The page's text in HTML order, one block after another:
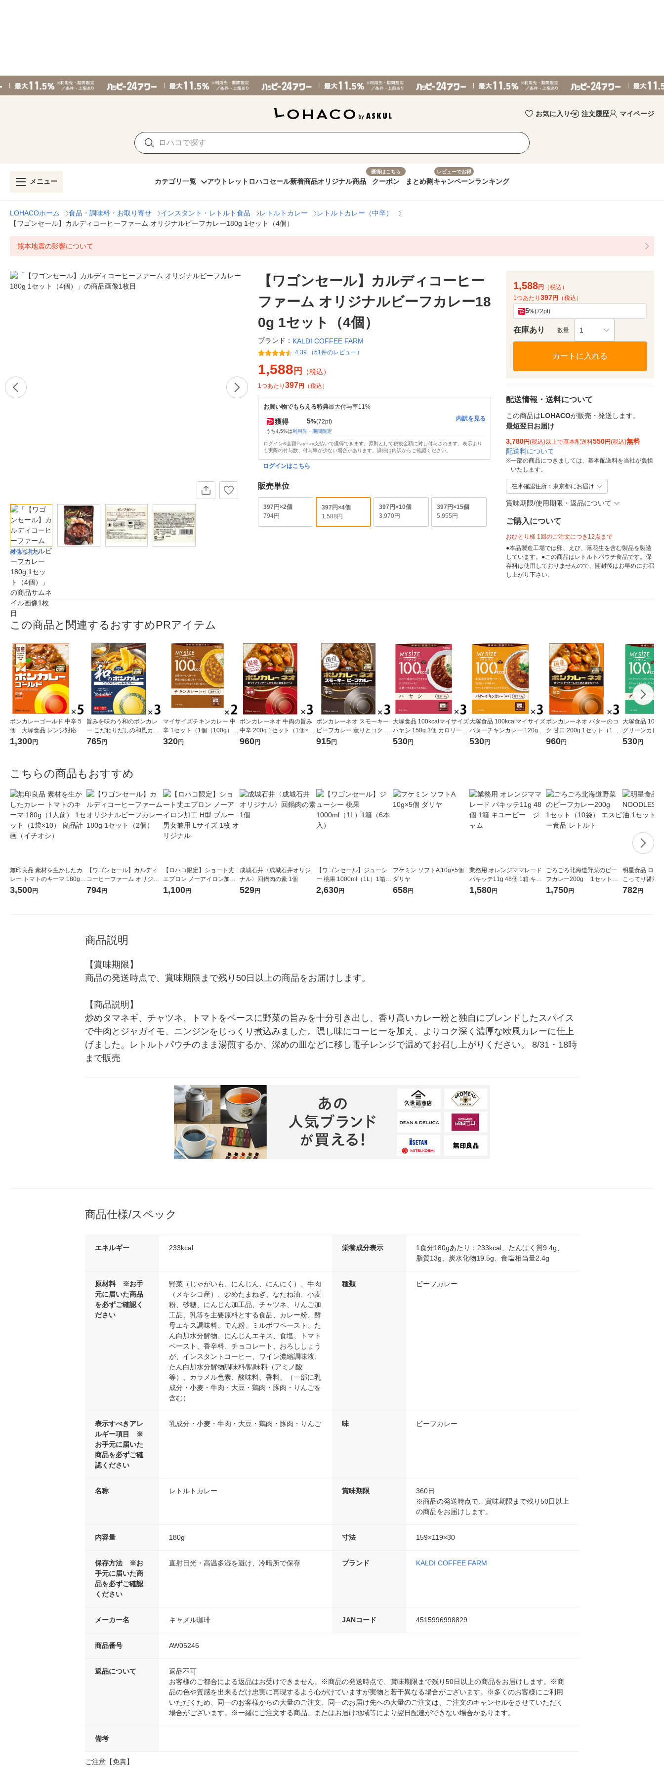
お気に入り 注文履歴 マイページ
メニュー カテゴリ一覧 アウトレット ロハコセール新着商品オリジナル商品
獲得はこちら
クーポン まとめ割
レビューでお得
キャンペーンランキング
LOHACOホーム 食品・調味料・お取り寄せ インスタント・レトルト食品 レトルトカレー
レトルトカレー（中辛）
【ワゴンセール】カルディコーヒーファーム オリジナルビーフカレー180g 1セット（4個）
熊本地震の影響について
画像を見る
【ワゴンセール】カルディコーヒー
ファーム オリジナルビーフカレー18
0g 1セット（4個）
ブランド： KALDI COFFEE FARM
4.39 （51件のレビュー）
1,588 円 （税込）
1つあたり 397円 （税込）
お買い物でもらえる特典最大付与率11%
獲得 5%(72pt)
うち4.5%は利用先・期間限定
内訳を見る
ログイン&全額PayPay支払いで獲得できます。原則として税抜金額に対し付与されます。表示より
も実際の付与数、付与率が少ない場合があります。詳細は内訳からご確認ください。
ログインはこちら
販売単位
397円×2個
794円
397円×4個
1,588円
397円×10個
3,970円
397円×15個
5,955円
1,588円
（税込）
1つあたり 397円 （税込）
5%(72pt)
在庫あり 数量 1
カートに入れる
配送情報・送料について
この商品はLOHACOが販売・発送します。
最短翌日お届け
3,780円(税込)以上で基本配送料550円(税込)無料
配送料について
※一部の商品につきましては、基本配送料を当社が負担
いたします。
在庫確認住所：東京都にお届け
賞味期限/使用期限・返品について
ご購入について
おひとり様 1回のご注文につき12点まで
●本品製造工場では卵、えび、落花生を含む製品を製造
しています。●この商品はレトルトパウチ食品です。保
存料は使用しておりませんので、開封後はお早めにお召
し上がり下さい。
この商品と関連するおすすめPRアイテム
ボンカレーゴールド 中辛 5
個 大塚食品 レンジ対応
1,300円
旨みを味わう和のボンカレ
ー こだわりだしの和風カレ
ー 中辛 1セット（1個（2
765円
マイサイズチキンカレー 中
辛 1セット（1個（100g）×
2） 100kcal レンジ対応
320円
ボンカレーネオ 牛肉の旨み
中辛 200g 1セット（1個×
3）大塚食品 レトルトカレー
960円
ボンカレーネオ スモーキー
ビーフカレー 薫りとコク 辛
口 1セット（1個（200g）×
915円
大塚食品 100kcalマイサイズ
ハヤシ 150g 3個 カロリーコ
ントロール レンジ調理 簡単
530円
大塚食品 100kcalマイサイズ
バターチキンカレー 120g 3
個 カロリーコントロール レ
530円
ボンカレーネオ バターのコ
ク 甘口 200g 1セット（1個×
3）大塚食品 レトルトカレー
960円
大塚食品
グリーンカレ
ロリーコント
530円
こちらの商品もおすすめ
無印良品 素材を生かしたカ
レー トマトのキーマ 180g
（1人前） 1セット（1袋×1
3,500円
【ワゴンセール】カルディ
コーヒーファーム オリジナ
ルビーフカレー180g 1セッ
794円
【ロハコ限定】ショート丈
エプロン ノーアイロン加工
H型 ブルー 男女兼用 Lサイ
1,100円
成城石井〈成城石井オリジ
ナル〉回鍋肉の素 1個
529円
【ワゴンセール】ジューシ
ー 桃果 1000ml（1L）1箱
（6本入）
2,630円
フケミン ソフトA 10g×5個
ダリヤ
658円
業務用 オレンジママレード
パキッテ11g 48個 1箱 キユ
ーピー ジャム
1,580円
ごろごろ北海道野菜のビー
フカレー200g 1セット（1
0袋） エスビー食品 レトル
1,750円
明星食品 ロカ
こってり醤油
個）
782円
商品説明
【賞味期限】
商品の発送時点で、賞味期限まで残り50日以上の商品をお届けします。
【商品説明】
炒めタマネギ、チャツネ、トマトをベースに野菜の旨みを十分引き出し、香り高いカレー粉と独自にブレンドしたスパイス
で牛肉とジャガイモ、ニンジンをじっくり煮込みました。隠し味にコーヒーを加え、よりコク深く濃厚な欧風カレーに仕上
げました。レトルトパウチのまま湯煎するか、深めの皿などに移し電子レンジで温めてお召し上がりください。 8/31・18時
まで販売
商品仕様/スペック
エネルギー 233kcal 栄養成分表示
1食分180gあたり：233kcal、たんぱく質9.4g、
脂質13g、炭水化物19.5g、食塩相当量2.4g
原材料 ※お手
元に届いた商品
を必ずご確認く
ださい
野菜（じゃがいも、にんじん、にんにく）、牛肉
（メキシコ産）、炒めたまねぎ、なたね油、小麦
粉、砂糖、にんじん加工品、チャツネ、りんご加
工品、乳等を主要原料とする食品、カレー粉、酵
母エキス調味料、でん粉、ミルポワペースト、た
ん白加水分解物、にんじんエキス、食塩、トマト
ペースト、香辛料、チョコレート、おろししょう
が、インスタントコーヒー、ワイン濃縮調味液、
たん白加水分解物調味料/調味料（アミノ酸
等）、カラメル色素、酸味料、香料、（一部に乳
成分・小麦・牛肉・大豆・鶏肉・豚肉・りんごを
含む）
種類 ビーフカレー
表示すべきアレ
ルギー項目 ※
お手元に届いた
商品を必ずご確
認ください
乳成分・小麦・牛肉・大豆・鶏肉・豚肉・りんご 味 ビーフカレー
名称 レトルトカレー 賞味期限
360日
※商品の発送時点で、賞味期限まで残り50日以上
の商品をお届けします。
内容量 180g 寸法 159×119×30
保存方法 ※お
手元に届いた商
品を必ずご確認
ください
直射日光・高温多湿を避け、冷暗所で保存 ブランド KALDI COFFEE FARM
メーカー名 キャメル珈琲 JANコード 4515996998829
商品番号 AW05246
返品について
返品不可
お客様のご都合による返品はお受けできません。※商品の発送時点で、賞味期限まで残り50日以上の商品をお届けします。※商
品の色や質感を出来るだけ忠実に再現するよう心がけていますが実物と若干異なる場合がございます。※多くのお客様にご利用
いただくため、同一のお客様からの大量のご注文、同一のお届け先への大量のご注文は、ご注文のキャンセルをさせていただく
場合がございます。※一緒にご注文する商品、またはお届け地域等により翌日配達ができない場合があります。
備考
ご注意【免責】